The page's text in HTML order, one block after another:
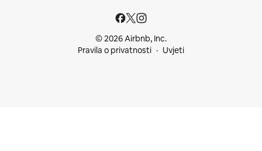
© 2026 Airbnb, Inc.
Pravila o privatnosti
Uvjeti